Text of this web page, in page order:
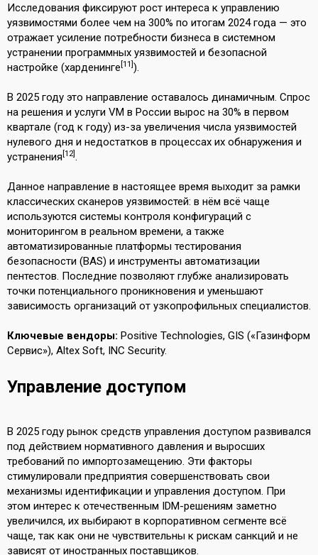
Исследования фиксируют рост интереса к управлению
уязвимостями более чем на 300% по итогам 2024 года — это
отражает усиление потребности бизнеса в системном
устранении программных уязвимостей и безопасной
настройке (харденинге [11] ).
В 2025 году это направление оставалось динамичным. Спрос
на решения и услуги VM в России вырос на 30% в первом
квартале (год к году) из-за увеличения числа уязвимостей
нулевого дня и недостатков в процессах их обнаружения и
устранения [12].
Данное направление в настоящее время выходит за рамки
классических сканеров уязвимостей: в нём всё чаще
используются системы контроля конфигураций с
мониторингом в реальном времени, а также
автоматизированные платформы тестирования
безопасности (BAS) и инструменты автоматизации
пентестов. Последние позволяют глубже анализировать
точки потенциального проникновения и уменьшают
зависимость организаций от узкопрофильных специалистов.
Ключевые вендоры: Positive Technologies, GIS («Газинформ
Сервис»), Altex Soft, INC Security.
Управление доступом
В 2025 году рынок средств управления доступом развивался
под действием нормативного давления и выросших
требований по импортозамещению. Эти факторы
стимулировали предприятия совершенствовать свои
механизмы идентификации и управления доступом. При
этом интерес к отечественным IDM-решениям заметно
увеличился, их выбирают в корпоративном сегменте всё
чаще, так как они не чувствительны к рискам санкций и не
зависят от иностранных поставщиков.